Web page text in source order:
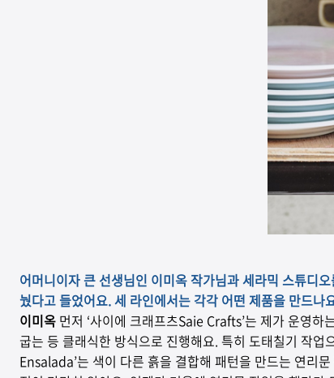
어머니이자 큰 선생님인 이미옥 작가님과 세라믹 스튜디
눴다고 들었어요. 세 라인에서는 각각 어떤 제품을 만드나
이미옥 먼저 ‘사이에 크래프츠Saie Crafts’는 제가 운영
굽는 등 클래식한 방식으로 진행해요. 특히 도태칠기 작
Ensalada’는 색이 다른 흙을 결합해 패턴을 만드는 연리